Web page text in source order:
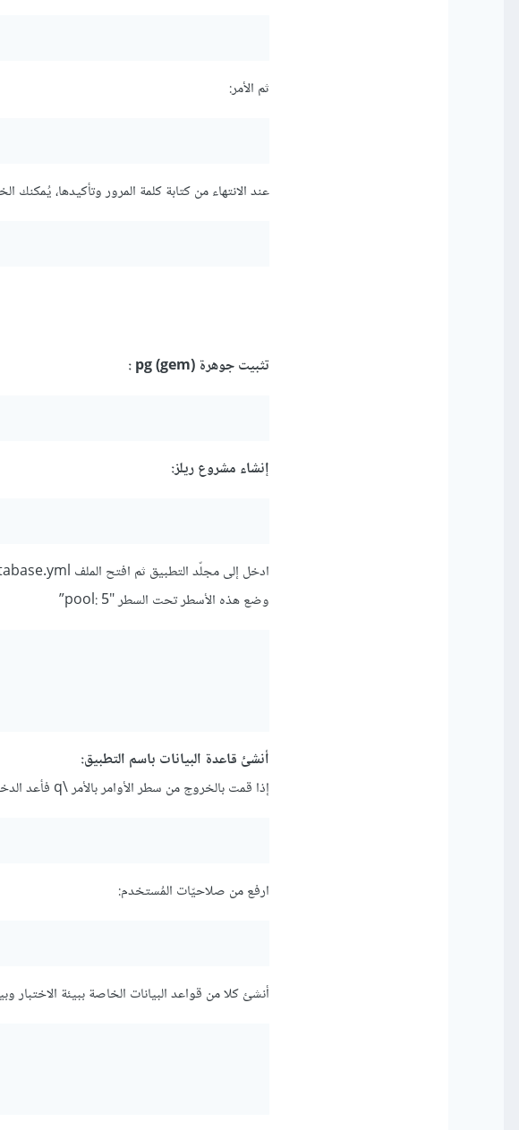
ثم الأمر:
عند الانتهاء من كتابة كلمة المرور وتأكيدها، يُمكنك
تثبيت جوهرة (gem) pg :
إنشاء مشروع ريلز:
ادخل إلى مجلّد التطبيق ثم افتح الملف config/database.yml
وضع هذه الأسطر تحت السطر "pool: 5”
أنشئ قاعدة البيانات باسم التطبيق:
إذا قمت بالخروج من سطر الأوامر بالأمر \q فأعد الدخول بالأمر:
ارفع من صلاحيّات المُستخدم:
أنشئ كلا من قواعد البيانات الخاصة ببيئة الاختبار